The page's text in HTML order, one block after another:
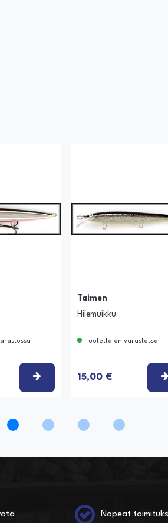
VALITSE VAIHTOEHTO
Taimen
Hilemuikku
Tuotetta on varastossa
15,00 €
Nopeat